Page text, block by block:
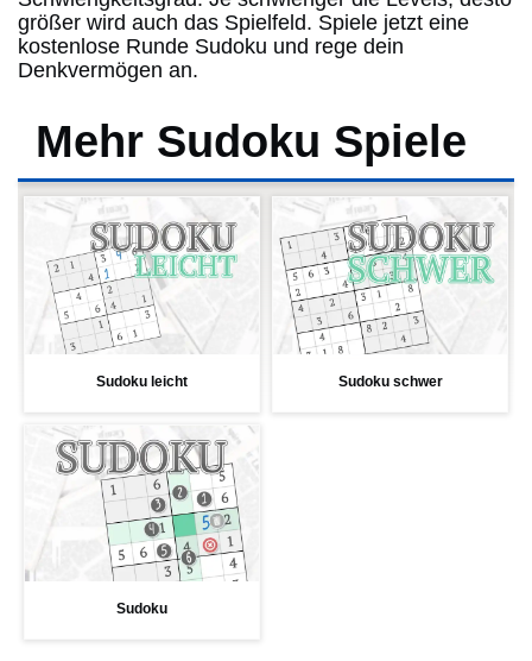
größer wird auch das Spielfeld. Spiele jetzt eine
kostenlose Runde Sudoku und rege dein
Denkvermögen an.
Mehr Sudoku Spiele
Sudoku leicht Sudoku schwer
Sudoku